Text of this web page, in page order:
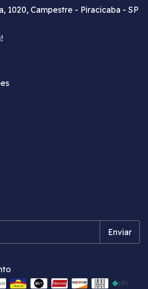
1020, Campestre - Piracicaba - SP